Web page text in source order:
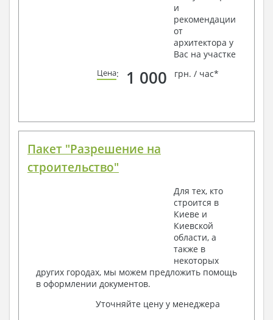
и
рекомендации
от
архитектора у
Вас на участке
Цена: 1 000 грн. / час*
Пакет "Разрешение на
строительство"
Для тех, кто
строится в
Киеве и
Киевской
области, а
также в
некоторых
других городах, мы можем предложить помощь
в оформлении документов.
Уточняйте цену у менеджера